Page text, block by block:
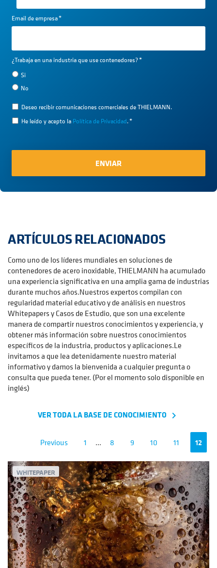
Email de empresa*
¿Trabaja en una industria que use contenedores?*
Si
No
Deseo recibir comunicaciones comerciales de THIELMANN.
He leído y acepto la Política de Privacidad.*
ARTÍCULOS RELACIONADOS
Como uno de los líderes mundiales en soluciones de
contenedores de acero inoxidable, THIELMANN ha acumulado
una experiencia significativa en una amplia gama de industrias
durante muchos años.Nuestros expertos compilan con
regularidad material educativo y de análisis en nuestros
Whitepapers y Casos de Estudio, que son una excelente
manera de compartir nuestros conocimientos y experiencia, y
obtener más información sobre nuestros conocimientos
específicos de la industria, productos y aplicaciones.Le
invitamos a que lea detenidamente nuestro material
informativo y damos la bienvenida a cualquier pregunta o
consulta que pueda tener. (Por el momento solo disponible en
inglés)
VER TODA LA BASE DE CONOCIMIENTO navigate_next
Previous 1 ... 8 9 10 11 12
WHITEPAPER